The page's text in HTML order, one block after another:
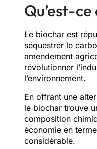
Qu’est-
Le biochar est
séquestrer le
amendement
révolutionner
l’environnement.
En offrant une
le biochar trouve
composition
économie en
considérable.